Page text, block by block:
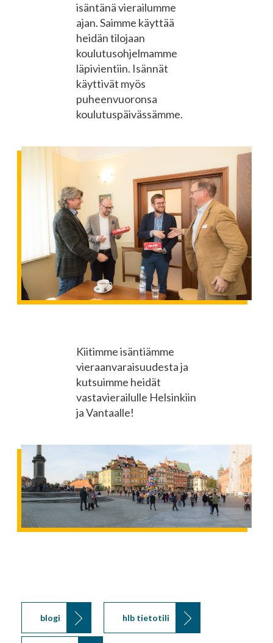
isäntänä vierailumme
ajan. Saimme käyttää
heidän tilojaan
koulutusohjelmamme
läpivientiin. Isännät
käyttivät myös
puheenvuoronsa
koulutuspäivässämme.
Kiitimme isäntiämme
vieraanvaraisuudesta ja
kutsuimme heidät
vastavierailulle Helsinkiin
ja Vantaalle!
blogi hlb tietotili